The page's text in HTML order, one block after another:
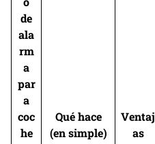
de
ala
rm
a
par
a
coc
he
Qué hace
(en simple)
Ventaj
as